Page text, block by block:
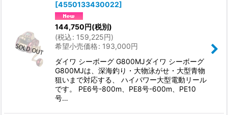
[4550133430022]
144,750円(税別)
(税込: 159,225円)
希望小売価格: 193,000円
ダイワ シーボーグ G800MJダイワ シーボーグ
G800MJは、深海釣り・大物泳がせ・大型青物
狙いまで対応する、 ハイパワー大型電動リール
です。 PE6号-800m、PE8号-600m、PE10
号…